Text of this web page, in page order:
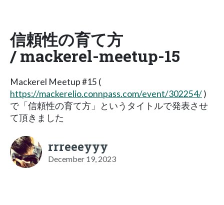
信頼性の育て方
/ mackerel-meetup-15
Mackerel Meetup #15 (
https://mackerelio.connpass.com/event/302254/)
で「信頼性の育て方」というタイトルで発表させ
て頂きました
rrreeeyyy
December 19, 2023